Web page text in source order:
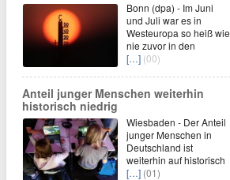
Bonn (dpa) - Im Juni
und Juli war es in
Westeuropa so heiß wie
nie zuvor in den
[…] (00)
Anteil junger Menschen weiterhin
historisch niedrig
Wiesbaden - Der Anteil
junger Menschen in
Deutschland ist
weiterhin auf historisch
[…] (01)